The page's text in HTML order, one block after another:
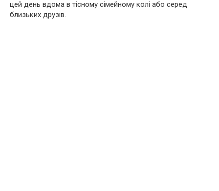
цей день вдома в тісному сімейному колі або серед
близьких друзів.